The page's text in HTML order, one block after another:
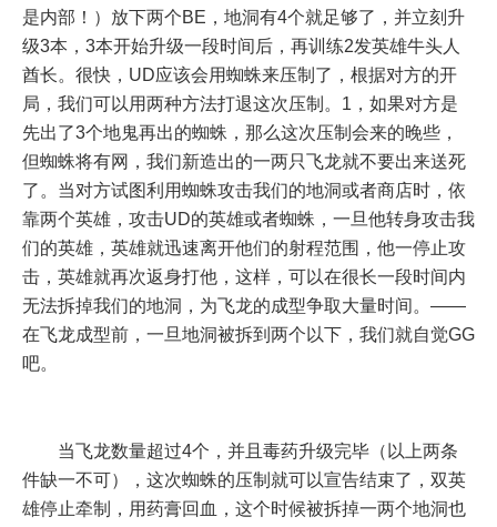
是内部！）放下两个BE，地洞有4个就足够了，并立刻升
级3本，3本开始升级一段时间后，再训练2发英雄牛头人
酋长。很快，UD应该会用蜘蛛来压制了，根据对方的开
局，我们可以用两种方法打退这次压制。1，如果对方是
先出了3个地鬼再出的蜘蛛，那么这次压制会来的晚些，
但蜘蛛将有网，我们新造出的一两只飞龙就不要出来送死
了。当对方试图利用蜘蛛攻击我们的地洞或者商店时，依
靠两个英雄，攻击UD的英雄或者蜘蛛，一旦他转身攻击我
们的英雄，英雄就迅速离开他们的射程范围，他一停止攻
击，英雄就再次返身打他，这样，可以在很长一段时间内
无法拆掉我们的地洞，为飞龙的成型争取大量时间。——
在飞龙成型前，一旦地洞被拆到两个以下，我们就自觉GG
吧。
当飞龙数量超过4个，并且毒药升级完毕（以上两条
件缺一不可），这次蜘蛛的压制就可以宣告结束了，双英
雄停止牵制，用药膏回血，这个时候被拆掉一两个地洞也